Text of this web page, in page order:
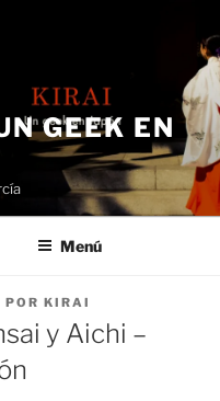
GEEK EN
Menú
POR KIRAI
y Aichi –